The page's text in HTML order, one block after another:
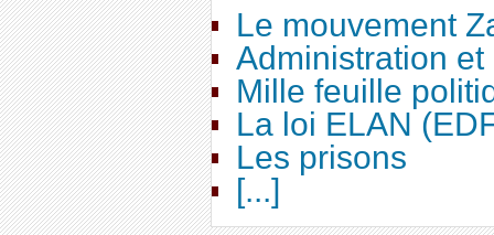
Le mouvement
Administration
Mille feuille
La loi ELAN
Les prisons
[...]